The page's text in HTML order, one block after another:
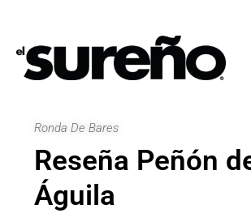
contenido
Ronda De Bares
Reseña Peñón
Águila
entradas